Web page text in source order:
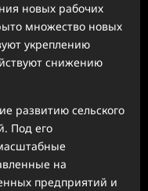
новых рабочих
множество новых
укреплению
снижению
развитию сельского
Под его
на
предприятий и